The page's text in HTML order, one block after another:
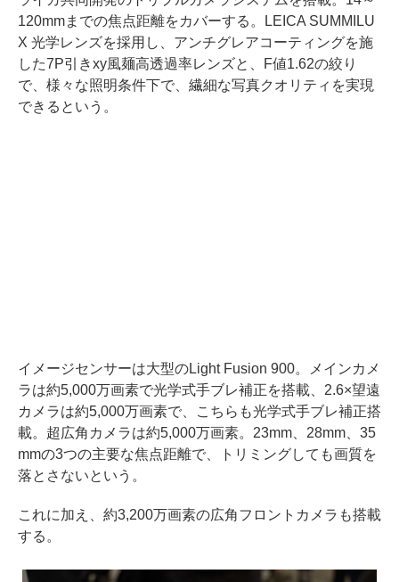
120mmまでの焦点距離をカバーする。LEICA SUMMILU
X 光学レンズを採用し、アンチグレアコーティングを施
した7P引きxy風麺高透過率レンズと、F値1.62の絞り
で、様々な照明条件下で、繊細な写真クオリティを実現
できるという。
イメージセンサーは大型のLight Fusion 900。メインカメ
ラは約5,000万画素で光学式手ブレ補正を搭載、2.6×望遠
カメラは約5,000万画素で、こちらも光学式手ブレ補正搭
載。超広角カメラは約5,000万画素。23mm、28mm、35
mmの3つの主要な焦点距離で、トリミングしても画質を
落とさないという。
これに加え、約3,200万画素の広角フロントカメラも搭載
する。